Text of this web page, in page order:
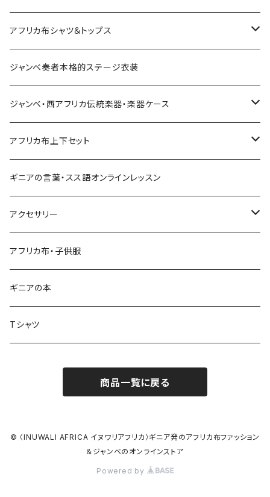
Pochette
Sacoche
レディースパンツ
Pantalon Gaucho
Pantalon bermuda
ワイドパンツ♡ロング
ワイドパンツハイウエスト
男女兼用パンツ
アフリカ布シャツ＆トップス
男女兼用シャツ
レディーストップス
ジャンベ奏者本格的ステージ衣装
ジャンベ・西アフリカ伝統楽器・楽器ケース
ジャンベ
ジャンベケース
ドゥンドゥン ベル
アフリカ布上下セット
男女兼用シャツ＆パンツセット
ギニアの言葉・スス語オンラインレッスン
アクセサリー
キーホルダー
ネックレス
ブレスレット
シュシュ
アフリカ布・子供服
ギニアの本
Tシャツ
商品一覧に戻る
© 〈INUWALI AFRICA イヌワリアフリカ〉ギニア発のアフリカ布ファッション
＆ジャンベのオンラインストア
Powered by